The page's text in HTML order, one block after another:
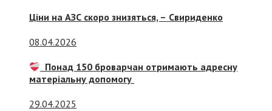
Ціни на АЗС скоро знизяться, – Свириденко
08.04.2026
Понад 150 броварчан отримають адресну
матеріальну допомогу
29.04.2025